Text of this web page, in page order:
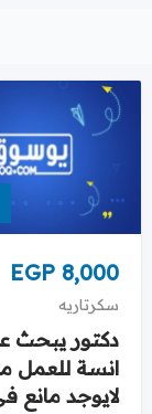
EGP 8,000
سكرتاريه
دكتور يبحث
انسة للعمل
لايوجد مانع